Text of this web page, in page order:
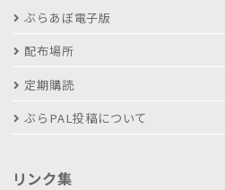
ぶらあぼ電子版
配布場所
定期購読
ぶらPAL投稿について
リンク集